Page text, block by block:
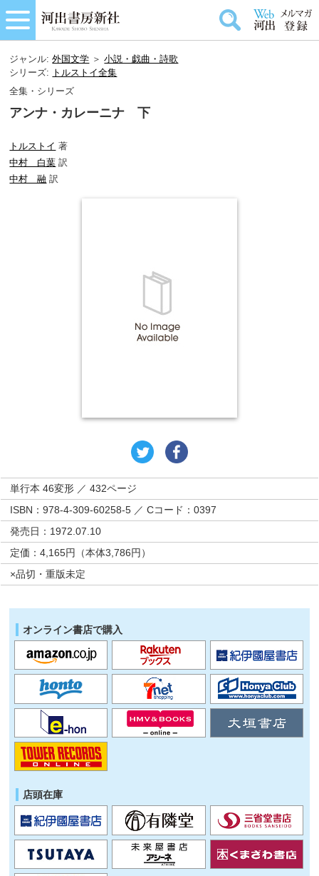
ジャンル:外国文学 ＞小説・戯曲・詩歌
シリーズ: トルストイ全集
全集・シリーズ
アンナ・カレーニナ 下
トルストイ 著
中村 白葉 訳
中村 融 訳
単行本 46変形 ／ 432ページ
ISBN：978-4-309-60258-5 ／ Cコード：0397
発売日：1972.07.10
定価：4,165円（本体3,786円）
×品切・重版未定
オンライン書店で購入
店頭在庫